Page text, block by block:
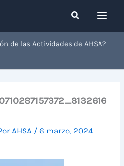
Buscar
de las Actividades de AHSA?
AHSA /6 marzo, 2024